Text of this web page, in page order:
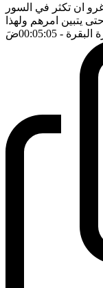
ان تكثر في السور
يتبين امرهم ولهذا
البقرة - 00:05:05 ضَ